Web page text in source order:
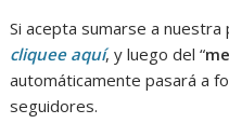
Si acepta sumarse a
cliquee aquí, y luego del “
automáticamente pasará a
seguidores.